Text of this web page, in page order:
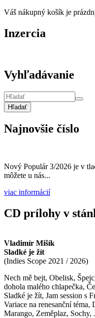
Váš nákupný košík je
Inzercia
Vyhľadávanie
Hľadať
Najnovšie číslo
Nový Populár 3/2026 je v
môžete u nás...
viac informácií
CD prílohy v
Vladimír Mišík
Sladké je žít
(Indies Scope 2021 / 2026)
Nech mě bejt, Obelisk,
dohola malého chlapečka,
Sladké je žít, Jam session s
Variace na renesanční téma,
Marango, Zeměplaz, Sochy,